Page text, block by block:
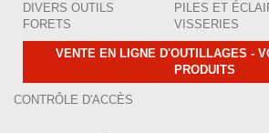
DIVERS OUTILS
FORETS
PILES ET
VISSERIES
VENTE EN LIGNE D'OUTILLAGES -
PRODUITS
CONTRÔLE D'ACCÈS